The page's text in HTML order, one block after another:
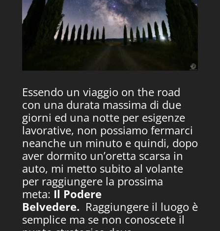
Essendo un viaggio on the road
con una durata massima di due
giorni ed una notte per esigenze
lavorative, non possiamo fermarci
neanche un minuto e quindi, dopo
aver dormito un’oretta scarsa in
auto, mi metto subito al volante
per raggiungere la prossima
meta: Il Podere
Belvedere. Raggiungere il luogo è
semplice ma se non conoscete il